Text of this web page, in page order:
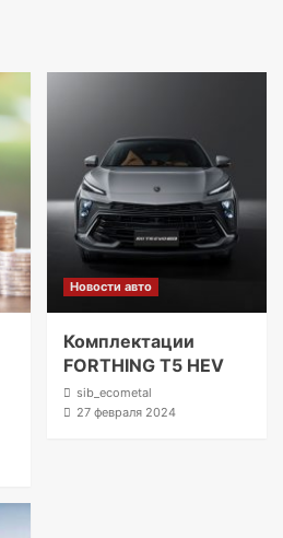
Новости авто
Комплектации
FORTHING T5 HEV
sib_ecometal
27 февраля 2024